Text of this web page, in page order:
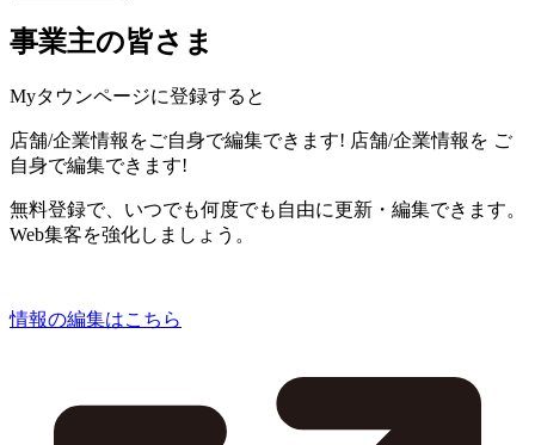
事業主の皆さま
Myタウンページに登録すると
店舗/企業情報をご自身で編集できます! 店舗/企業情報を ご
自身で編集できます!
無料登録で、いつでも何度でも自由に更新・編集できます。
Web集客を強化しましょう。
情報の編集はこちら